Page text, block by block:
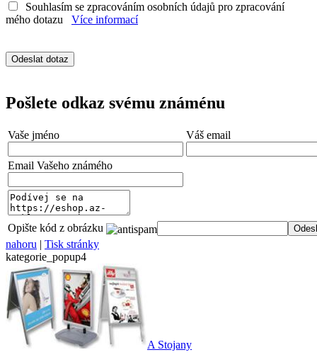
Souhlasím se zpracováním osobních údajů pro zpracování
mého dotazu
Více informací
Pošlete odkaz svému známénu
Vaše jméno Váš email
Email Vašeho známého
Opište kód z obrázku
nahoru | Tisk stránky
kategorie_popup4
A Stojany